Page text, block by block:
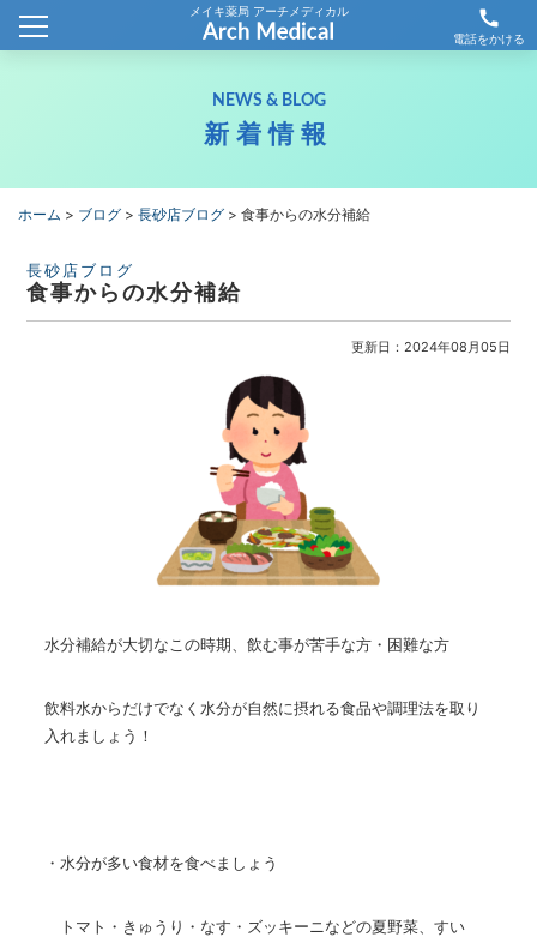
メイキ薬局 アーチメディカル call
電話をかける
ホーム
新着情報
薬局情報
採用情報
お問合せ
NEWS & BLOG
新着情報
ホーム > ブログ > 長砂店ブログ > 食事からの水分補給
長砂店ブログ
食事からの水分補給
更新日：2024年08月05日
水分補給が大切なこの時期、飲む事が苦手な方・困難な方
飲料水からだけでなく水分が自然に摂れる食品や調理法を取り
入れましょう！
・水分が多い食材を食べましょう
トマト・きゅうり・なす・ズッキーニなどの夏野菜、すい